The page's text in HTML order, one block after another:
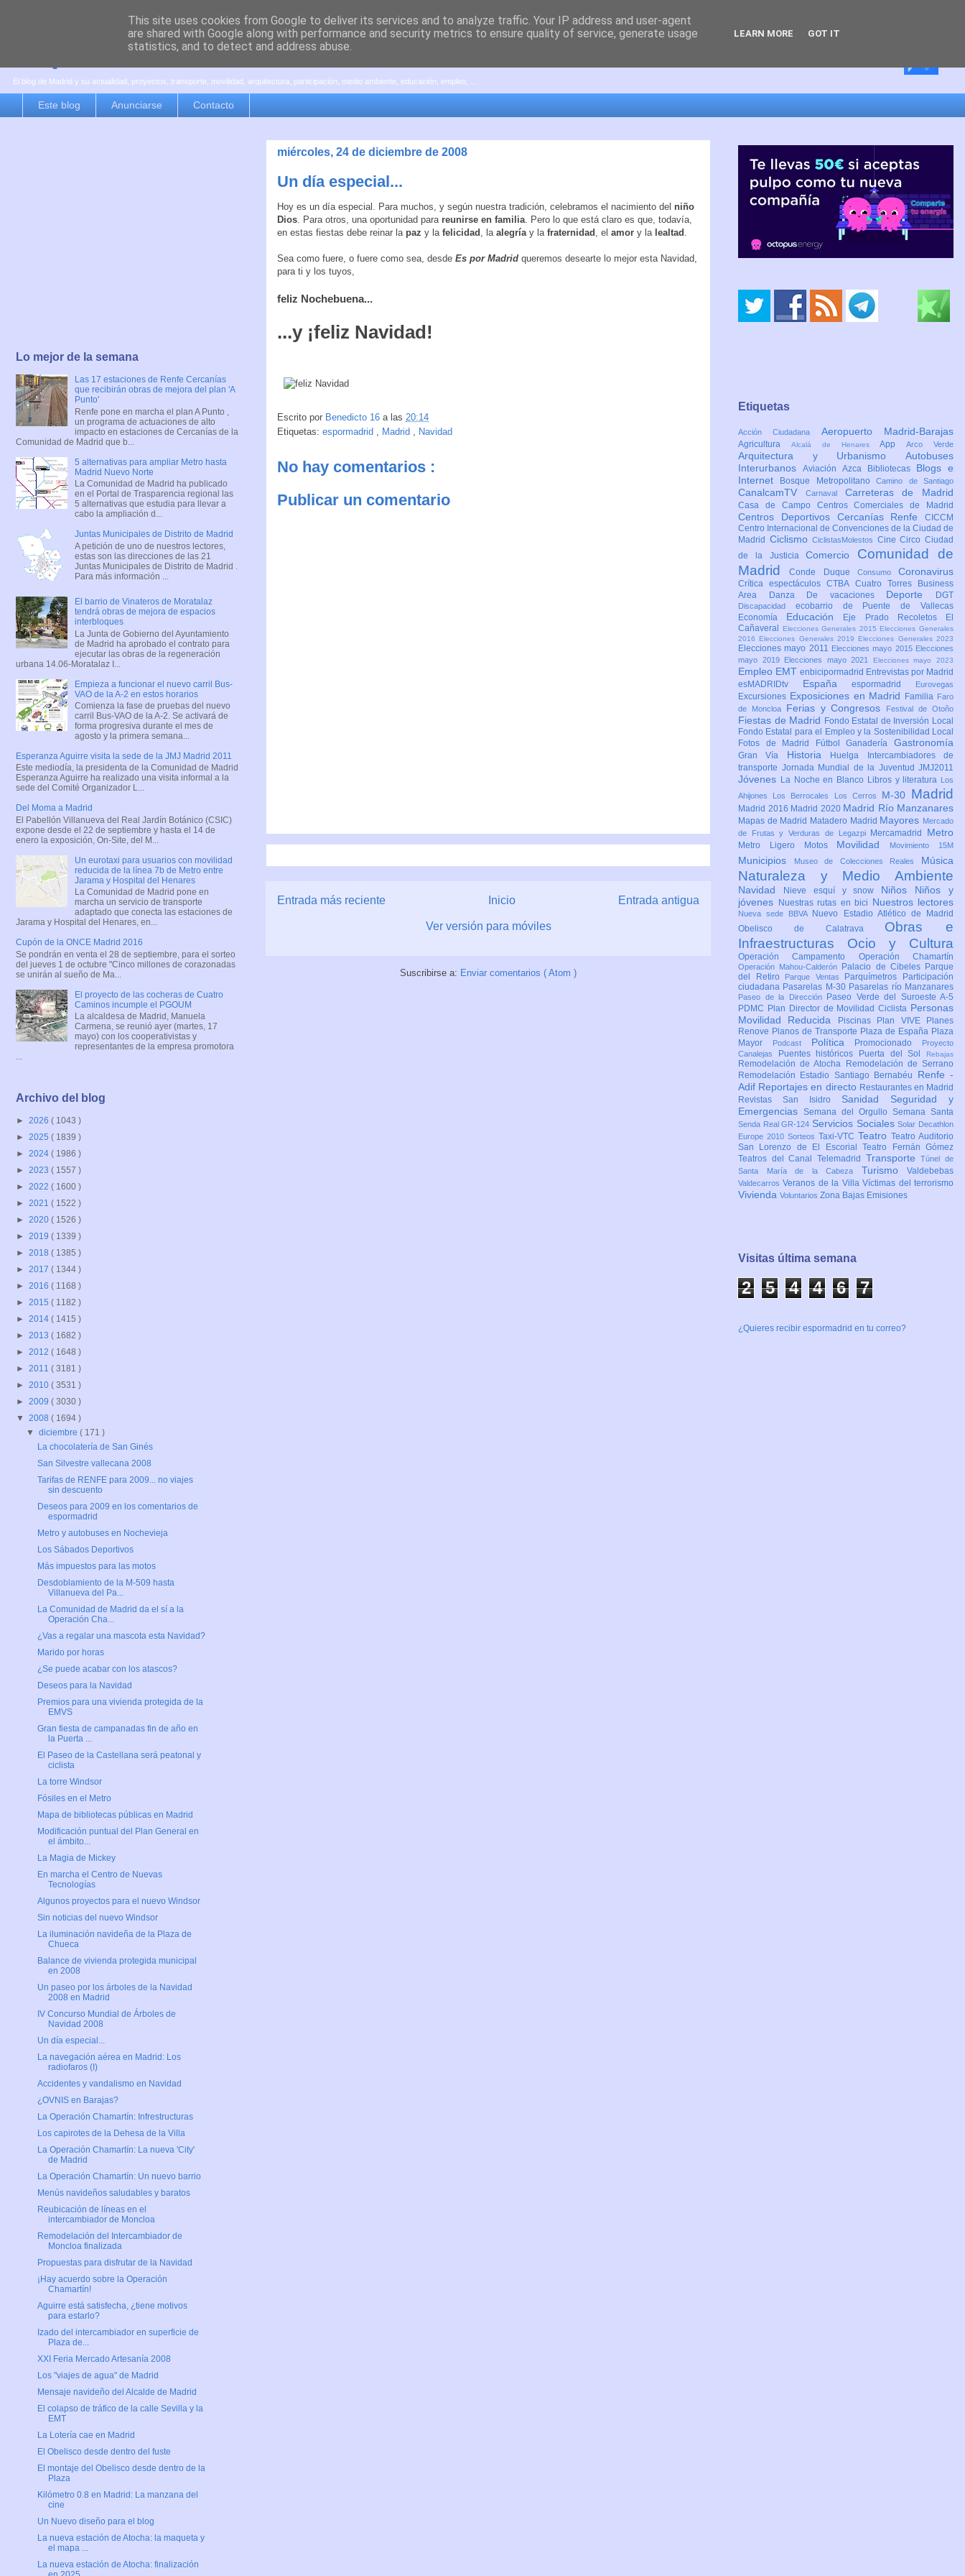
es por madrid
El blog de Madrid y su actualidad, proyectos, transporte, movilidad, arquitectura, participación, medio ambiente, educación, empleo, ...
Este blog Anunciarse Contacto
miércoles, 24 de diciembre de 2008
Un día especial...
Hoy es un día especial. Para muchos, y según nuestra tradición, celebramos el nacimiento del niño
Dios . Para otros, una oportunidad para reunirse en familia . Pero lo que está claro es que, todavía,
en estas fiestas debe reinar la paz y la felicidad , la alegría y la fraternidad , el amor y la lealtad
Sea como fuere, o fuere como sea, desde Es por Madrid queremos desearte lo mejor esta Navidad,
para ti y los tuyos,
feliz Nochebuena...
...y ¡feliz Navidad!
Escrito por Benedicto 16 a las 20:14
Etiquetas: espormadrid , Madrid , Navidad
No hay comentarios :
Publicar un comentario
Entrada más reciente Entrada antigua
Inicio
Ver versión para móviles
Suscribirse a: Enviar comentarios ( Atom )
Lo mejor de la semana
Las 17 estaciones de Renfe Cercanías
que recibirán obras de mejora del plan 'A
Punto'
Renfe pone en marcha el plan A Punto ,
un programa de actuaciones de alto
impacto en estaciones de Cercanías de la
Comunidad de Madrid que b...
5 alternativas para ampliar Metro hasta
Madrid Nuevo Norte
La Comunidad de Madrid ha publicado
en el Portal de Trasparencia regional las
5 alternativas que estudia para llevar a
cabo la ampliación d...
Juntas Municipales de Distrito de Madrid
A petición de uno de nuestros lectores,
estas son las direcciones de las 21
Juntas Municipales de Distrito de Madrid .
Para más información ...
El barrio de Vinateros de Moratalaz
tendrá obras de mejora de espacios
interbloques
La Junta de Gobierno del Ayuntamiento
de Madrid ha aprobado el contrato para
ejecutar las obras de la regeneración
urbana 14.06-Moratalaz I...
Empieza a funcionar el nuevo carril Bus-
VAO de la A-2 en estos horarios
Comienza la fase de pruebas del nuevo
carril Bus-VAO de la A-2. Se activará de
forma progresiva durante el mes de
agosto y la primera semana...
Esperanza Aguirre visita la sede de la JMJ Madrid 2011
Este mediodía, la presidenta de la Comunidad de Madrid
Esperanza Aguirre ha realizado una visita informal a la
sede del Comité Organizador L...
Del Moma a Madrid
El Pabellón Villanueva del Real Jardín Botánico (CSIC)
expone desde el 22 de septiembre y hasta el 14 de
enero la exposición, On-Site, del M...
Un eurotaxi para usuarios con movilidad
reducida de la línea 7b de Metro entre
Jarama y Hospital del Henares
La Comunidad de Madrid pone en
marcha un servicio de transporte
adaptado que conecta las estaciones de
Jarama y Hospital del Henares, en...
Cupón de la ONCE Madrid 2016
Se pondrán en venta el 28 de septiembre, para el sorteo
del jueves 1 de octubre "Cinco millones de corazonadas
se unirán al sueño de Ma...
El proyecto de las cocheras de Cuatro
Caminos incumple el PGOUM
La alcaldesa de Madrid, Manuela
Carmena, se reunió ayer (martes, 17
mayo) con los cooperativistas y
representantes de la empresa promotora
...
Archivo del blog
► 2026 ( 1043 )
► 2025 ( 1839 )
► 2024 ( 1986 )
► 2023 ( 1557 )
► 2022 ( 1600 )
► 2021 ( 1522 )
► 2020 ( 1526 )
► 2019 ( 1339 )
► 2018 ( 1385 )
► 2017 ( 1344 )
► 2016 ( 1168 )
► 2015 ( 1182 )
► 2014 ( 1415 )
► 2013 ( 1682 )
► 2012 ( 1648 )
► 2011 ( 3181 )
► 2010 ( 3531 )
► 2009 ( 3030 )
▼ 2008 ( 1694 )
▼diciembre( 171 )
La chocolatería de San Ginés
San Silvestre vallecana 2008
Tarifas de RENFE para 2009... no viajes
sin descuento
Deseos para 2009 en los comentarios de
espormadrid
Metro y autobuses en Nochevieja
Los Sábados Deportivos
Más impuestos para las motos
Desdoblamiento de la M-509 hasta
Villanueva del Pa...
La Comunidad de Madrid da el sí a la
Operación Cha...
¿Vas a regalar una mascota esta Navidad?
Marido por horas
¿Se puede acabar con los atascos?
Deseos para la Navidad
Premios para una vivienda protegida de la
EMVS
Gran fiesta de campanadas fin de año en
la Puerta ...
El Paseo de la Castellana será peatonal y
ciclista
La torre Windsor
Fósiles en el Metro
Mapa de bibliotecas públicas en Madrid
Modificación puntual del Plan General en
el ámbito...
La Magia de Mickey
En marcha el Centro de Nuevas
Tecnologías
Algunos proyectos para el nuevo Windsor
Sin noticias del nuevo Windsor
La iluminación navideña de la Plaza de
Chueca
Balance de vivienda protegida municipal
en 2008
Un paseo por los árboles de la Navidad
2008 en Madrid
IV Concurso Mundial de Árboles de
Navidad 2008
Un día especial...
La navegación aérea en Madrid: Los
radiofaros (I)
Accidentes y vandalismo en Navidad
¿OVNIS en Barajas?
La Operación Chamartín: Infrestructuras
Los capirotes de la Dehesa de la Villa
La Operación Chamartín: La nueva 'City'
de Madrid
La Operación Chamartín: Un nuevo barrio
Menús navideños saludables y baratos
Reubicación de líneas en el
intercambiador de Moncloa
Remodelación del Intercambiador de
Moncloa finalizada
Propuestas para disfrutar de la Navidad
¡Hay acuerdo sobre la Operación
Chamartín!
Aguirre está satisfecha, ¿tiene motivos
para estarlo?
Izado del intercambiador en superficie de
Plaza de...
XXI Feria Mercado Artesanía 2008
Los "viajes de agua" de Madrid
Mensaje navideño del Alcalde de Madrid
El colapso de tráfico de la calle Sevilla y la
EMT
La Lotería cae en Madrid
El Obelisco desde dentro del fuste
El montaje del Obelisco desde dentro de la
Plaza
Kilómetro 0.8 en Madrid: La manzana del
cine
Un Nuevo diseño para el blog
La nueva estación de Atocha: la maqueta y
el mapa ...
La nueva estación de Atocha: finalización
Etiquetas
Acción Ciudadana Aeropuerto Madrid-Barajas
Agricultura Alcalá de HenaresAppArco Verde
Arquitectura y Urbanismo Autobuses
Interurbanos Aviación Azca Bibliotecas Blogs e
Internet
Bosque MetropolitanoCamino de Santiago
CanalcamTV Carnaval Carreteras de Madrid
Casa de Campo Centros Comerciales de Madrid
Centros Deportivos Cercanías Renfe CICCM
Centro Internacional de Convenciones de la Ciudad de
Madrid CiclismoCiclistasMolestos CineCircoCiudad
de la JusticiaComercio Comunidad de
MadridConde Duque Consumo Coronavirus
Crítica espectáculosCTBA Cuatro Torres Business
Area
Danza De vacaciones Deporte DGT
Discapacidad ecobarrio de Puente de Vallecas
Economía Educación Eje Prado Recoletos
El
Cañaveral
Elecciones Generales 2015 Elecciones Generales
2016 Elecciones Generales 2019 Elecciones Generales 2023
Elecciones mayo 2011 Elecciones mayo 2015 Elecciones
mayo 2019
Elecciones mayo 2021 Elecciones mayo 2023
Empleo EMT enbicipormadrid Entrevistas por Madrid
esMADRIDtv Españaespormadrid Eurovegas
Excursiones Exposiciones en Madrid Familia Faro
de Moncloa
Ferias y Congresos Festival de Otoño
Fiestas de Madrid Fondo Estatal de Inversión Local
Fondo Estatal para el Empleo y la Sostenibilidad Local
Fotos de Madrid
FútbolGanaderíaGastronomía
Gran Vía Historia Huelga
Intercambiadores de
transporte Jornada Mundial de la Juventud JMJ2011
Jóvenes La Noche en Blanco Libros y literatura
Los
Ahijones
Los Berrocales Los Cerros M-30 Madrid
Madrid 2016 Madrid 2020 Madrid Río Manzanares
Mapas de Madrid Matadero Madrid Mayores Mercado
de Frutas y Verduras de Legazpi
Mercamadrid Metro
Metro Ligero Motos Movilidad Movimiento 15M
Municipios Museo de Colecciones Reales Música
Naturaleza y Medio Ambiente
Navidad Nieve esquí y snow Niños Niños y
jóvenes
Nuestras rutas en bici Nuestros lectores
Nueva sede BBVA
Nuevo Estadio Atlético de Madrid
Obelisco de Calatrava Obras e
Infraestructuras Ocio y Cultura
Operación Campamento Operación Chamartín
Operación Mahou-Calderón Palacio de Cibeles Parque
del Retiro
Parque Ventas Parquímetros
Participación
ciudadana Pasarelas M-30 Pasarelas río Manzanares
Paseo de la Dirección
Paseo Verde del Suroeste A-5
PDMC Plan Director de Movilidad Ciclista Personas
Movilidad Reducida
Piscinas Plan VIVE
Planes
Renove Planos de Transporte Plaza de España Plaza
Mayor
Podcast Política Promocionado
Proyecto
Canalejas
Puentes históricos Puerta del Sol Rebajas
Remodelación de Atocha
Remodelación de Serrano
Remodelación Estadio Santiago Bernabéu Renfe -
Adif Reportajes en directo Restaurantes en Madrid
Revistas San Isidro Sanidad Seguridad y
Emergencias Semana del Orgullo Semana Santa
Senda Real GR-124 Servicios SocialesSolar Decathlon
Europe 2010 Sorteos Taxi-VTC Teatro Teatro Auditorio
San Lorenzo de El EscorialTeatro Fernán Gómez
Teatros del Canal Telemadrid TransporteTúnel de
Santa María de la Cabeza Turismo Valdebebas
ValdecarrosVeranos de la VillaVíctimas del terrorismo
Vivienda Voluntarios Zona Bajas Emisiones
Visitas última semana
2 5 4 4 6 8
¿Quieres recibir espormadrid en tu correo?
This site uses cookies from Google to deliver its services and to analyze traffic. Your IP address and user-agent
are shared with Google along with performance and security metrics to ensure quality of service, generate usage
statistics, and to detect and address abuse.
LEARN MORE GOT IT